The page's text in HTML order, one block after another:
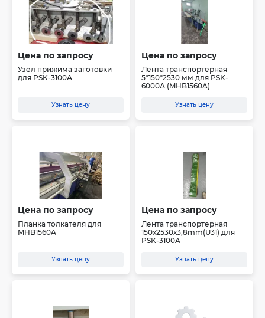
Цена по запросу
Узел прижима заготовки
для PSK-3100А
Узнать цену
Цена по запросу
Лента транспортерная
5*150*2530 мм для PSK-
6000А (MHB1560A)
Узнать цену
Цена по запросу
Планка толкателя для
MHB1560A
Узнать цену
Цена по запросу
Лента транспортерная
150х2530х3,8mm(U31) для
PSK-3100A
Узнать цену